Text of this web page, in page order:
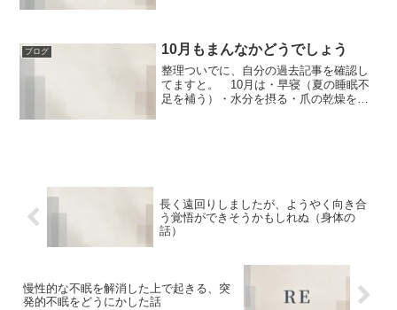
ています。あれだな。キラ...
ブログ 10月もまんなかどうでしょう
整理ついでに、自分の過去記事を確認し
てますと。 10月は・早寝（夏の睡眠不
足を補う）・水分を摂る・爪の乾燥をケ
長く遠回りしましたが、ようやく向き合
う覚悟ができそうかもしれぬ（身体の
話）
慢性的な不眠を解消した上で起きる、突
発的不眠をどうにかした話